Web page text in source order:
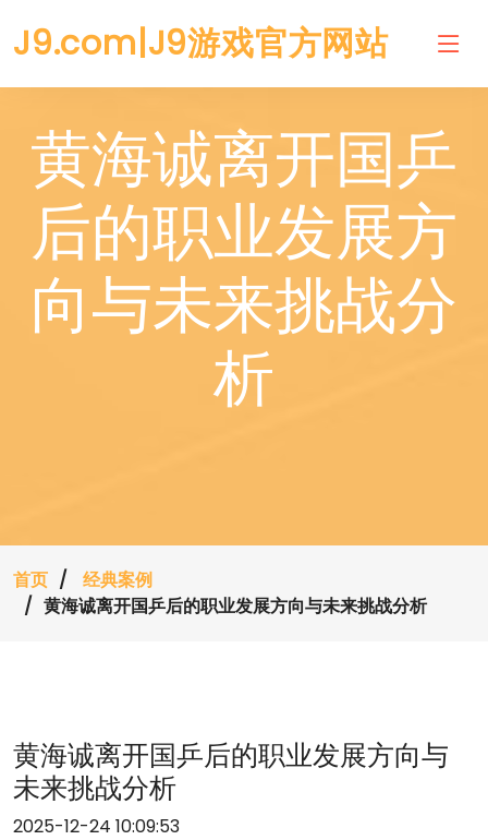
J9.com|J9游戏官方网站
黄海诚离开国乒
后的职业发展方
向与未来挑战分
析
首页
经典案例
黄海诚离开国乒后的职业发展方向与未来挑战分析
黄海诚离开国乒后的职业发展方向与
未来挑战分析
2025-12-24 10:09:53